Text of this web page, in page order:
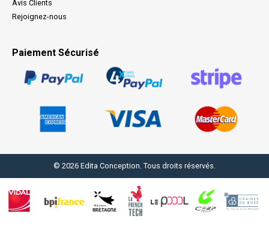
Avis Clients
Rejoignez-nous
Paiement Sécurisé
© 2026 Edita Conception. Tous droits réservés.